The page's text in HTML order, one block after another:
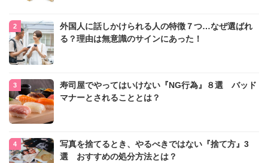
外国人に話しかけられる人の特徴７つ…なぜ選ばれ
る？理由は無意識のサインにあった！
寿司屋でやってはいけない『NG行為』８選 バッド
マナーとされることとは？
写真を捨てるとき、やるべきではない『捨て方』3
選 おすすめの処分方法とは？